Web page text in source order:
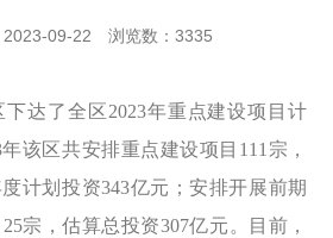
09-22 浏览数：3335
达了全区2023年重点建设项目计
该区共安排重点建设项目111宗，
计划投资343亿元；安排开展前期
宗，估算总投资307亿元。目前，